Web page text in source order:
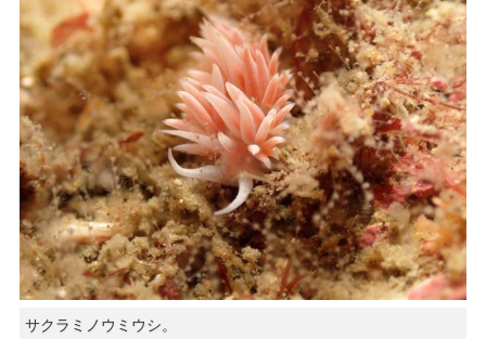
サクラミノウミウシ。